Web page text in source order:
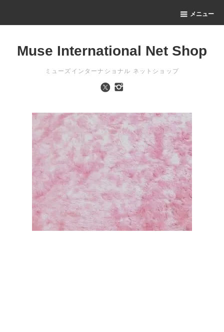
メニュー
Muse International Net Shop
ミューズインターナショナル ネットショップ